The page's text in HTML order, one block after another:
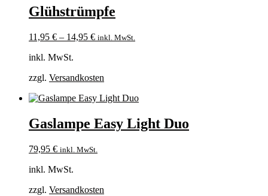
Glühstrümpfe
11,95 € – 14,95 € inkl. MwSt.
inkl. MwSt.
zzgl. Versandkosten
Gaslampe Easy Light Duo
79,95 € inkl. MwSt.
inkl. MwSt.
zzgl. Versandkosten